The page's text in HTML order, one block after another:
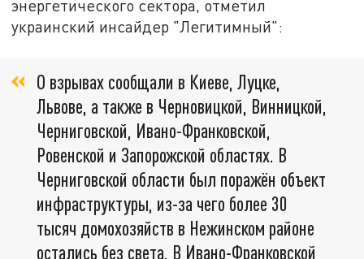
энергетического сектора, отметил
украинский инсайдер "Легитимный":
О взрывах сообщали в Киеве, Луцке,
Львове, а также в Черновицкой, Винницкой,
Черниговской, Ивано-Франковской,
Ровенской и Запорожской областях. В
Черниговской области был поражён объект
инфраструктуры, из-за чего более 30
тысяч домохозяйств в Нежинском районе
остались без света. В Ивано-Франковской